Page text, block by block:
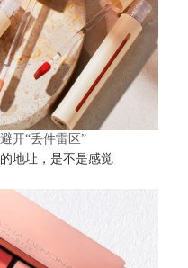
开“丢件雷区”
地址，是不是感觉